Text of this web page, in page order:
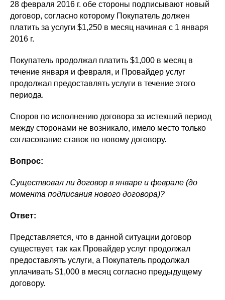
28 февраля 2016 г. обе стороны подписывают новый
договор, согласно которому Покупатель должен
платить за услуги $1,250 в месяц начиная с 1 января
2016 г.
Покупатель продолжал платить $1,000 в месяц в
течение января и февраля, и Провайдер услуг
продолжал предоставлять услуги в течение этого
периода.
Споров по исполнению договора за истекший период
между сторонами не возникало, имело место только
согласование ставок по новому договору.
Вопрос:
Существовал ли договор в январе и феврале (до
момента подписания нового договора)?
Ответ:
Представляется, что в данной ситуации договор
существует, так как Провайдер услуг продолжал
предоставлять услуги, а Покупатель продолжал
уплачивать $1,000 в месяц согласно предыдущему
договору.